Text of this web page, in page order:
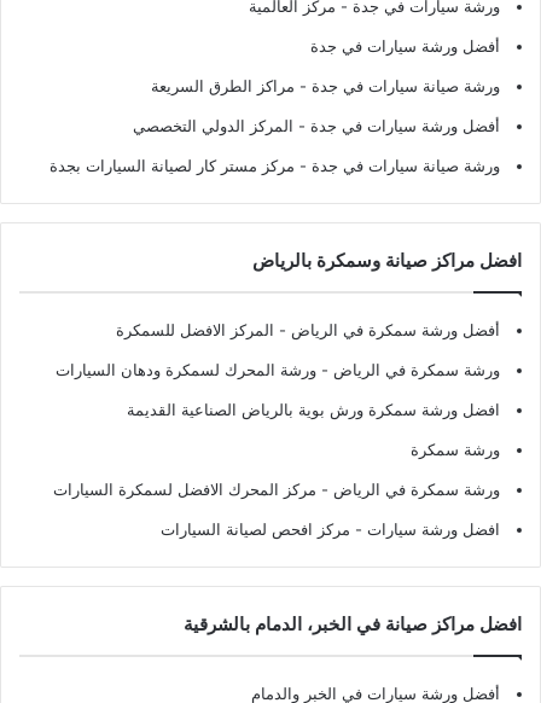
ورشة سيارات في جدة - مركز العالمية
أفضل ورشة سيارات في جدة
ورشة صيانة سيارات في جدة - مراكز الطرق السريعة
أفضل ورشة سيارات في جدة - المركز الدولي التخصصي
ورشة صيانة سيارات في جدة - مركز مستر كار لصيانة السيارات بجدة
افضل مراكز صيانة وسمكرة بالرياض
أفضل ورشة سمكرة في الرياض - المركز الافضل للسمكرة
ورشة سمكرة في الرياض - ورشة المحرك لسمكرة ودهان السيارات
افضل ورشة سمكرة ورش بوية بالرياض الصناعية القديمة
ورشة سمكرة
ورشة سمكرة في الرياض - مركز المحرك الافضل لسمكرة السيارات
افضل ورشة سيارات - مركز افحص لصيانة السيارات
افضل مراكز صيانة في الخبر، الدمام بالشرقية
أفضل ورشة سيارات في الخبر والدمام